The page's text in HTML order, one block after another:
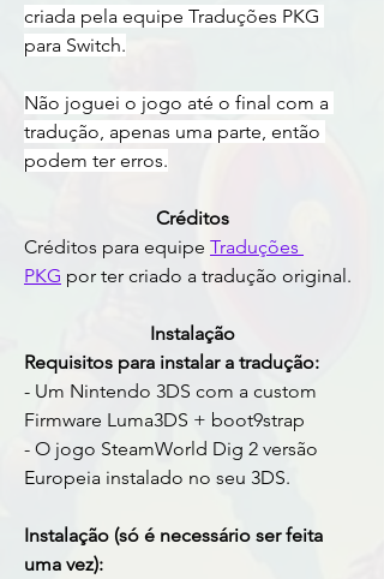
criada pela equipe Traduções PKG
para Switch.
Não joguei o jogo até o final com a
tradução, apenas uma parte, então
podem ter erros.
Créditos
Créditos para equipe Traduções
PKG por ter criado a tradução original.
Instalação
Requisitos para instalar a tradução:
- Um Nintendo 3DS com a custom
Firmware Luma3DS + boot9strap
- O jogo SteamWorld Dig 2 versão
Europeia instalado no seu 3DS.
Instalação (só é necessário ser feita
uma vez):